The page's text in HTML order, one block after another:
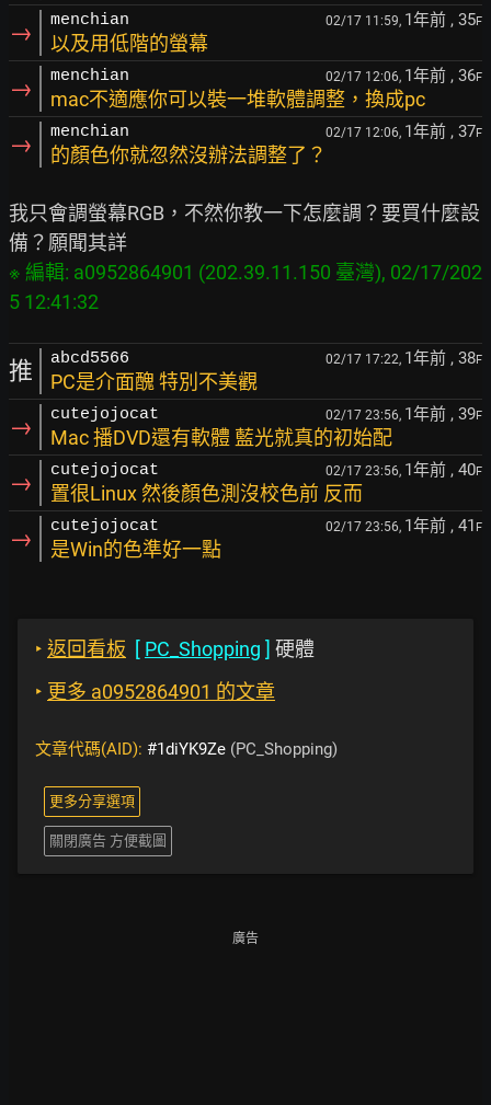
→ menchian 02/17 11:59, 1年前 , 35F
以及用低階的螢幕
→ menchian 02/17 12:06, 1年前 , 36F
mac不適應你可以裝一堆軟體調整，換成pc
→ menchian 02/17 12:06, 1年前 , 37F
的顏色你就忽然沒辦法調整了？
我只會調螢幕RGB，不然你教一下怎麼調？要買什麼設
※ 編輯: a0952864901 (202.39.11.150 臺灣), 02/17/202
推 abcd5566 02/17 17:22, 1年前 , 38F
PC是介面醜 特別不美觀
→ cutejojocat 02/17 23:56, 1年前 , 39F
Mac 播DVD還有軟體 藍光就真的初始配
→ cutejojocat 02/17 23:56, 1年前 , 40F
置很Linux 然後顏色測沒校色前 反而
→ cutejojocat 02/17 23:56, 1年前 , 41 F
是Win的色準好一點
‣ 返回看板 [ PC_Shopping ] 硬體
‣ 更多 a0952864901 的文章
文章代碼(AID): #1diYK9Ze (PC_Shopping)
更多分享選項
關閉廣告 方便截圖
廣告